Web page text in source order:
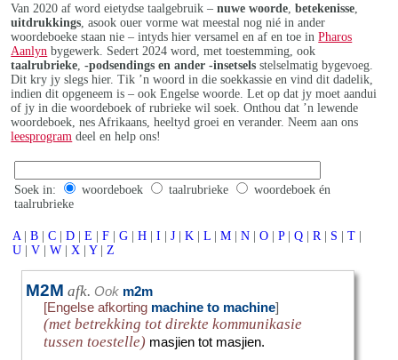
Van 2020 af word eietydse taalgebruik –nuwe woorde ,betekenisse
uitdrukkings , asook ouer vorme wat meestal nog nié in ander
woordeboeke staan nie – intyds hier versamel en af en toe inPharos
Aanlyn bygewerk. Sedert 2024 word, met toestemming, ook
taalrubrieke ,-podsendings en ander -insetsels stelselmatig bygevoeg.
Dit kry jy slegs hier. Tik ’n woord in die soekkassie en vind dit dadelik,
indien dit opgeneem is – ook Engelse woorde. Let op dat jy moet aandui
of jy in die woordeboek of rubrieke wil soek. Onthou dat ’n lewende
woordeboek, nes Afrikaans, heeltyd groei en verander. Neem aan ons
leesprogram deel en help ons!
Soek in: woordeboek taalrubrieke
woordeboek én
taalrubrieke
A | B | C | D | E | F | G | H | I | J | K | L | M | N | O | P | Q | R | S | T |
U | V | W | X | Y | Z
M2M afk. Ook m2m
[Engelse afkorting machine to machine]
(met betrekking tot direkte kommunikasie
tussen toestelle) masjien tot masjien.